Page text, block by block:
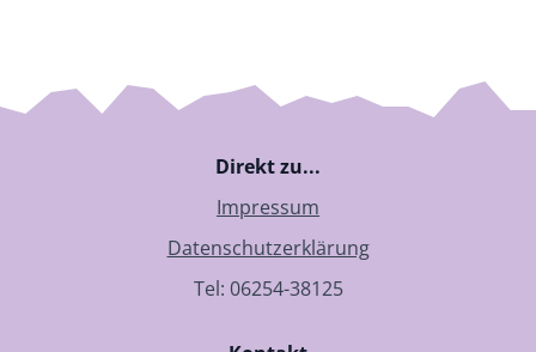
Direkt zu...
Impressum
Datenschutzerklärung
Tel: 06254-38125